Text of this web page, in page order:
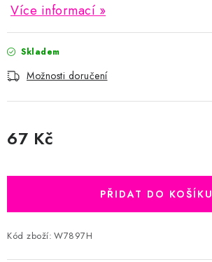
Více informací
Skladem
Možnosti doručení
67 Kč
PŘIDAT DO KOŠÍKU
Kód zboží: W7897H